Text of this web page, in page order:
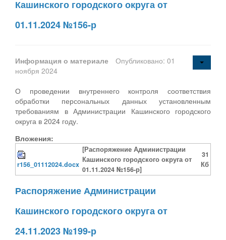
Кашинского городского округа от
01.11.2024 №156-р
Информация о материале
Опубликовано: 01
ноября 2024
О проведении внутреннего контроля соответствия
обработки персональных данных установленным
требованиям в Администрации Кашинского городского
округа в 2024 году.
Вложения:
r156_01112024.docx
[Распоряжение Администрации
Кашинского городского округа от
01.11.2024 №156-р]
31
Кб
Распоряжение Администрации
Кашинского городского округа от
24.11.2023 №199-р